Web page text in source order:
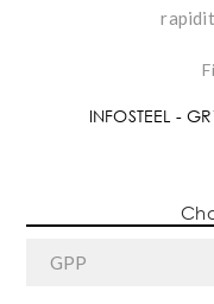
INFOSTEEL -